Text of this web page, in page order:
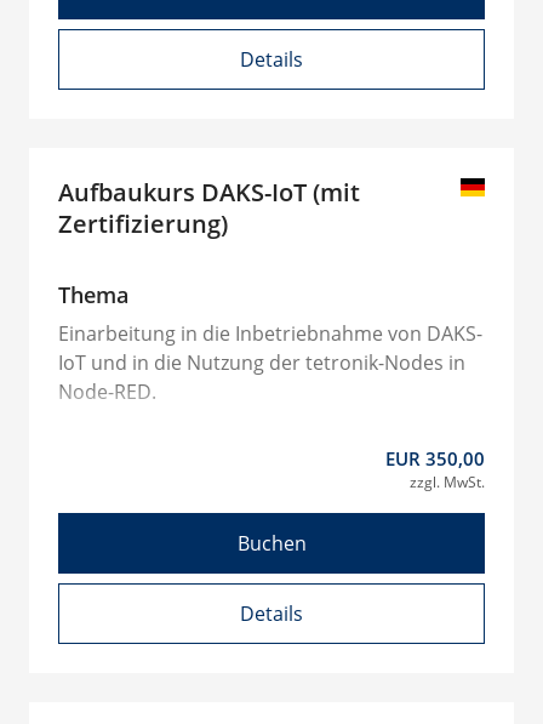
Details
Aufbaukurs DAKS-IoT (mit
Zertifizierung)
Thema
Einarbeitung in die Inbetriebnahme von DAKS-
IoT und in die Nutzung der tetronik-Nodes in
Node-RED.
EUR 350,00
zzgl. MwSt.
Details
Buchen